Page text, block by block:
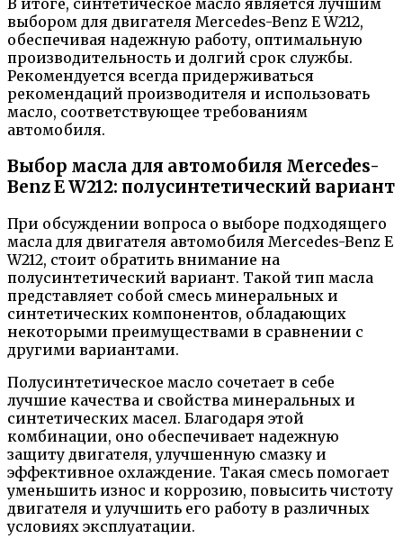
В итоге, синтетическое масло является лучшим
выбором для двигателя Mercedes-Benz E W212,
обеспечивая надежную работу, оптимальную
производительность и долгий срок службы.
Рекомендуется всегда придерживаться
рекомендаций производителя и использовать
масло, соответствующее требованиям
автомобиля.
Выбор масла для автомобиля Mercedes-
Benz E W212: полусинтетический вариант
При обсуждении вопроса о выборе подходящего
масла для двигателя автомобиля Mercedes-Benz E
W212, стоит обратить внимание на
полусинтетический вариант. Такой тип масла
представляет собой смесь минеральных и
синтетических компонентов, обладающих
некоторыми преимуществами в сравнении с
другими вариантами.
Полусинтетическое масло сочетает в себе
лучшие качества и свойства минеральных и
синтетических масел. Благодаря этой
комбинации, оно обеспечивает надежную
защиту двигателя, улучшенную смазку и
эффективное охлаждение. Такая смесь помогает
уменьшить износ и коррозию, повысить чистоту
двигателя и улучшить его работу в различных
условиях эксплуатации.